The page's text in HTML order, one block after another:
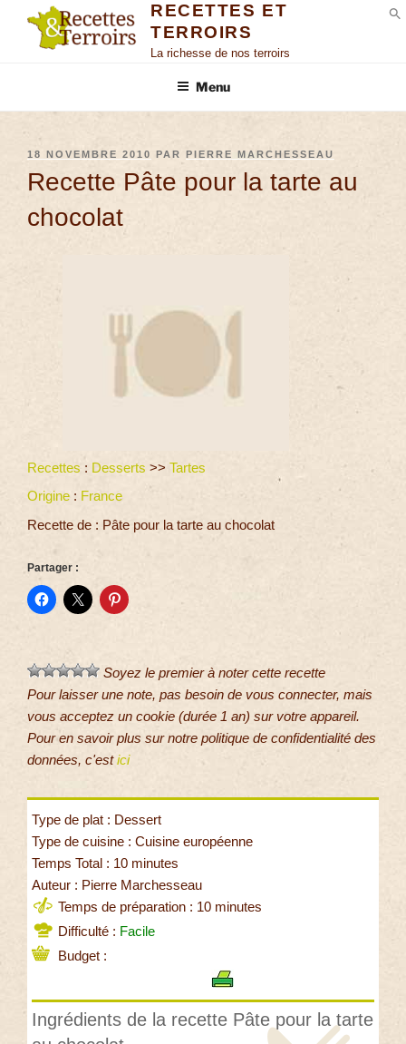
RECETTES ET
TERROIRS
La richesse de nos terroirs
Menu
18 NOVEMBRE 2010 PAR PIERRE MARCHESSEAU
Recette Pâte pour la tarte au
chocolat
Recettes : Desserts >> Tartes
Origine : France
Recette de : Pâte pour la tarte au chocolat
Partager :
Soyez le premier à noter cette recette
Pour laisser une note, pas besoin de vous connecter, mais
vous acceptez un cookie (durée 1 an) sur votre appareil.
Pour en savoir plus sur notre politique de confidentialité des
données, c'estici
Type de plat : Dessert
Type de cuisine : Cuisine européenne
Temps Total : 10 minutes
Auteur : Pierre Marchesseau
Temps de préparation : 10 minutes
Difficulté : Facile
Budget :
Ingrédients de la recette Pâte pour la tarte